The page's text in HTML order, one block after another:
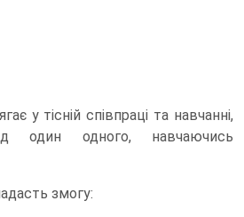
у тісній співпраці та навчанні,
один одного, навчаючись
змогу: